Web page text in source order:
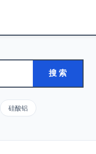
搜 索
硅酸铝